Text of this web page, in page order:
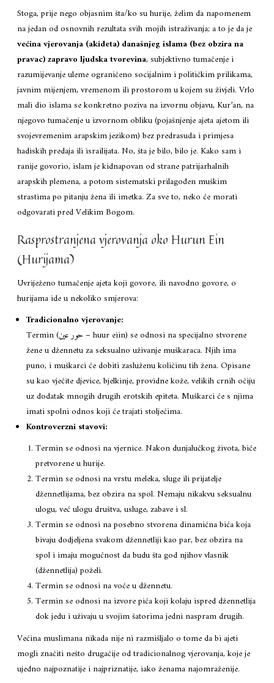
Stoga, prije nego objasnim šta/ko su hurije, želim da napomenem
na jedan od osnovnih rezultata svih mojih istraživanja; a to je da je
većina vjerovanja (akideta) današnjeg islama (bez obzira na
pravac) zapravo ljudska tvorevina, subjektivno tumačenje i
razumijevanje uleme ograničeno socijalnim i političkim prilikama,
javnim mijenjem, vremenom ili prostorom u kojem su živjeli. Vrlo
mali dio islama se konkretno poziva na izvornu objavu, Kur’an, na
njegovo tumačenje u izvornom obliku (pojašnjenje ajeta ajetom ili
svojevremenim arapskim jezikom) bez predrasuda i primjesa
hadiskih predaja ili israilijata. No, šta je bilo, bilo je. Kako sam i
ranije govorio, islam je kidnapovan od strane patrijarhalnih
arapskih plemena, a potom sistematski prilagođen muškim
strastima po pitanju žena ili imetka. Za sve to, neko će morati
odgovarati pred Velikim Bogom.
Rasprostranjena vjerovanja oko Hurun Ein
(Hurijama)
Uvriježeno tumačenje ajeta koji govore, ili navodno govore, o
hurijama ide u nekoliko smjerova:
Tradicionalno vjerovanje:
Termin (حور عين – huur eiin) se odnosi na specijalno stvorene
žene u džennetu za seksualno uživanje muškaraca. Njih ima
puno, i muškarci će dobiti zasluženu količinu tih žena. Opisane
su kao vječite djevice, bjelkinje, providne kože, velikih crnih očiju
uz dodatak mnogih drugih erotskih epiteta. Muškarci će s njima
imati spolni odnos koji će trajati stoljećima.
Kontroverzni stavovi:
Termin se odnosi na vjernice. Nakon dunjalučkog života, biće
pretvorene u hurije.
Termin se odnosi na vrstu meleka, sluge ili prijatelje
džennetlijama, bez obzira na spol. Nemaju nikakvu seksualnu
ulogu, već ulogu društva, usluge, zabave i sl.
Termin se odnosi na posebno stvorena dinamična bića koja
bivaju dodjeljena svakom džennetliji kao par, bez obzira na
spol i imaju mogućnost da budu šta god njihov vlasnik
(džennetlija) poželi.
Termin se odnosi na voće u džennetu.
Termin se odnosi na izvore pića koji kolaju ispred džennetlija
dok jedu i uživaju u svojim šatorima jedni naspram drugih.
Većina muslimana nikada nije ni razmišljalo o tome da bi ajeti
mogli značiti nešto drugačije od tradicionalnog vjerovanja, koje je
ujedno najpoznatije i najpriznatije, iako ženama najomraženije.